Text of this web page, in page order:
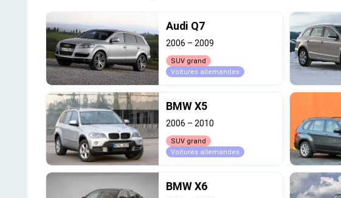
Audi Q7
2006 – 2009
SUV grand
Voitures allemandes
BMW X5
2006 – 2010
SUV grand
Voitures allemandes
BMW X6